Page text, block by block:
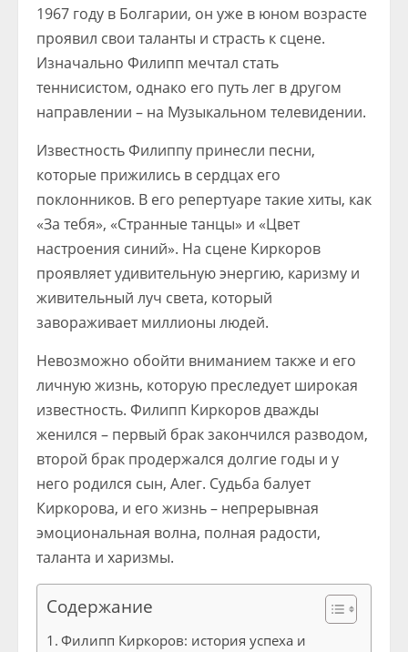
1967 году в Болгарии, он уже в юном возрасте
проявил свои таланты и страсть к сцене.
Изначально Филипп мечтал стать
теннисистом, однако его путь лег в другом
направлении – на Музыкальном телевидении.
Известность Филиппу принесли песни,
которые прижились в сердцах его
поклонников. В его репертуаре такие хиты, как
«За тебя», «Странные танцы» и «Цвет
настроения синий». На сцене Киркоров
проявляет удивительную энергию, каризму и
живительный луч света, который
завораживает миллионы людей.
Невозможно обойти вниманием также и его
личную жизнь, которую преследует широкая
известность. Филипп Киркоров дважды
женился – первый брак закончился разводом,
второй брак продержался долгие годы и у
него родился сын, Алег. Судьба балует
Киркорова, и его жизнь – непрерывная
эмоциональная волна, полная радости,
таланта и харизмы.
Содержание
Филипп Киркоров: история успеха и